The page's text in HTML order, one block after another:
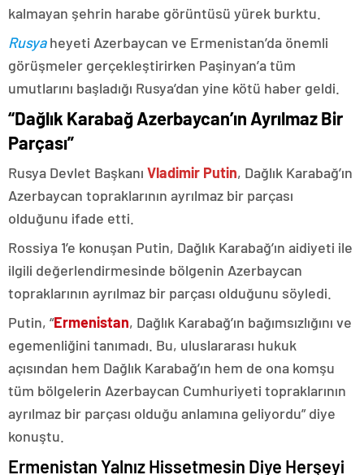
kalmayan şehrin harabe görüntüsü yürek burktu.
Rusyaheyeti Azerbaycan ve Ermenistan’da önemli
görüşmeler gerçekleştirirken Paşinyan’a tüm
umutlarını başladığı Rusya’dan yine kötü haber geldi.
“Dağlık Karabağ Azerbaycan’ın Ayrılmaz Bir
Parçası”
Rusya Devlet Başkanı Vladimir Putin, Dağlık Karabağ’ın
Azerbaycan topraklarının ayrılmaz bir parçası
olduğunu ifade etti.
Rossiya 1’e konuşan Putin, Dağlık Karabağ’ın aidiyeti ile
ilgili değerlendirmesinde bölgenin Azerbaycan
topraklarının ayrılmaz bir parçası olduğunu söyledi.
Putin, “Ermenistan, Dağlık Karabağ’ın bağımsızlığını ve
egemenliğini tanımadı. Bu, uluslararası hukuk
açısından hem Dağlık Karabağ’ın hem de ona komşu
tüm bölgelerin Azerbaycan Cumhuriyeti topraklarının
ayrılmaz bir parçası olduğu anlamına geliyordu” diye
konuştu.
Ermenistan Yalnız Hissetmesin Diye Herşeyi